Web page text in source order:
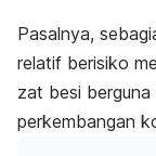
Pasalnya,
relatif berisiko
zat besi
perkembangan